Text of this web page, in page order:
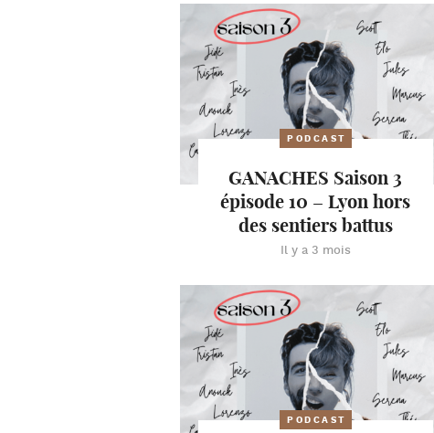
PODCAST
GANACHES Saison 3
épisode 10 – Lyon hors
des sentiers battus
Il y a 3 mois
PODCAST